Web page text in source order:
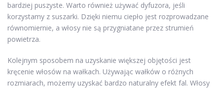
bardziej puszyste. Warto również używać dyfuzora, jeśli
korzystamy z suszarki. Dzięki niemu ciepło jest rozprowadzane
równomiernie, a włosy nie są przygniatane przez strumień
powietrza.
Kolejnym sposobem na uzyskanie większej objętości jest
kręcenie włosów na wałkach. Używając wałków o różnych
rozmiarach, możemy uzyskać bardzo naturalny efekt fal. Włosy